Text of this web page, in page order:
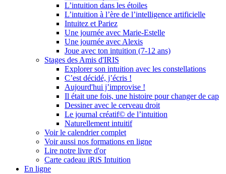
L’intuition dans les étoiles
L’intuition à l’ère de l’intelligence artificielle
Intuitez et Pariez
Une journée avec Marie-Estelle
Une journée avec Alexis
Joue avec ton intuition (7-12 ans)
Stages des Amis d'IRIS
Explorer son intuition avec les constellations
C’est décidé, j’écris !
Aujourd'hui j’improvise !
Il était une fois, une histoire pour changer de cap
Dessiner avec le cerveau droit
Le journal créatif© de l’intuition
Naturellement intuitif
Voir le calendrier complet
Voir aussi nos formations en ligne
Lire notre livre d'or
Carte cadeau iRiS Intuition
En ligne